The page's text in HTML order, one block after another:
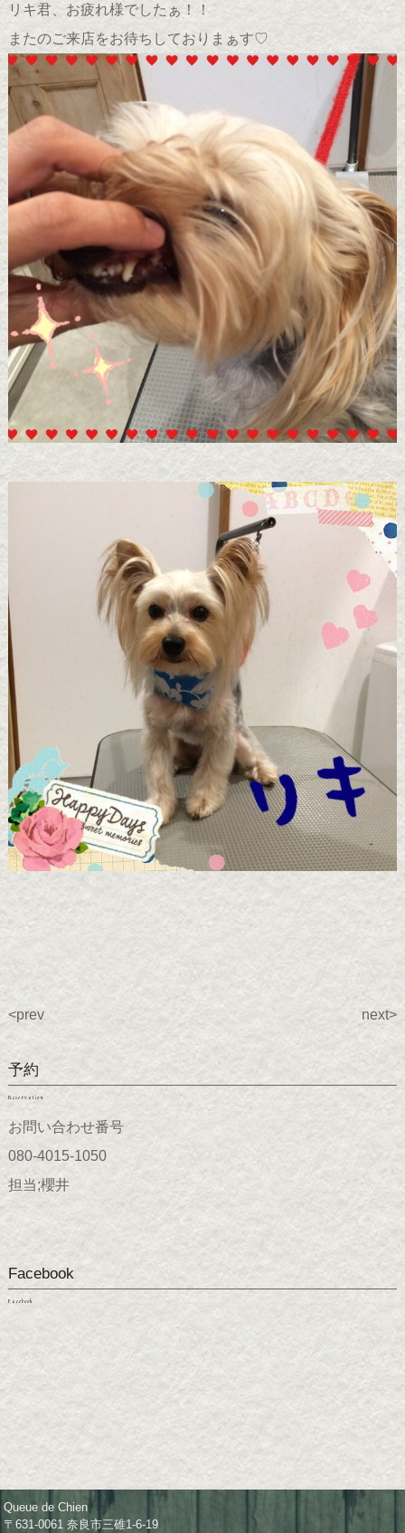
リキ君、お疲れ様でしたぁ！！
またのご来店をお待ちしておりまぁす♡
<prev next>
予約
Reservation
お問い合わせ番号
080-4015-1050
担当;櫻井
Facebook
Facebook
Queue de Chien
〒631-0061 奈良市三碓1-6-19